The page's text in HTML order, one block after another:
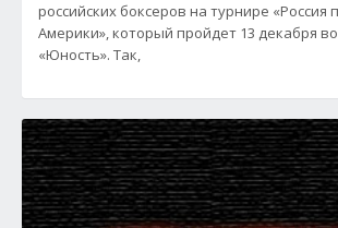
российских боксеров на турнире «Россия
Америки», который пройдет 13 декабря
«Юность». Так,